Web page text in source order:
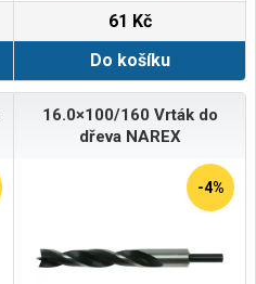
přesné navrtání materiálu a
vykroužení čistého otvoru.
61 Kč
Do košíku
16.0×100/160 Vrták do
dřeva NAREX
-4%